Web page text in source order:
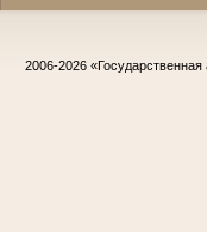
2006-2026